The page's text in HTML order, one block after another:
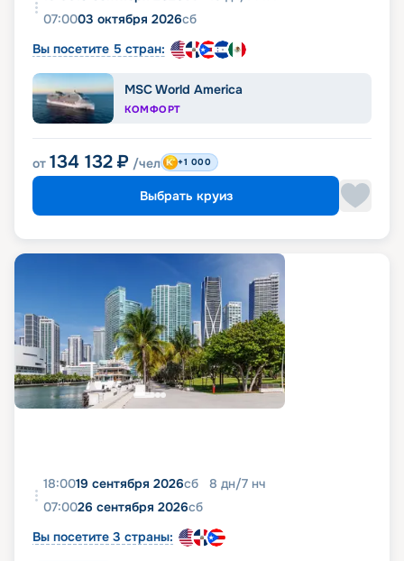
07:0003 октября 2026сб
Вы посетите 5 стран:
MSC World America
КОМФОРТ
от 134 132 ₽ /чел +1 000
Выбрать круиз
18:0019 сентября 2026сб 8 дн/7 нч
07:0026 сентября 2026сб
Вы посетите 3 страны: